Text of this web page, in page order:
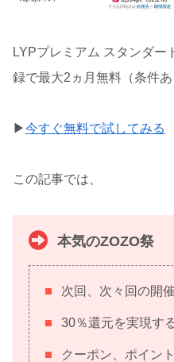
LYPプレミアム スタンダー
録で最大2ヵ月無料（条件あ
▶今すぐ無料で試してみる
この記事では、
本気のZOZO祭
次回、次々回の開
30％還元を実現す
クーポン、ポイン